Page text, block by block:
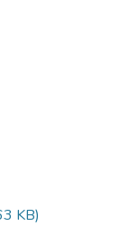
KB)